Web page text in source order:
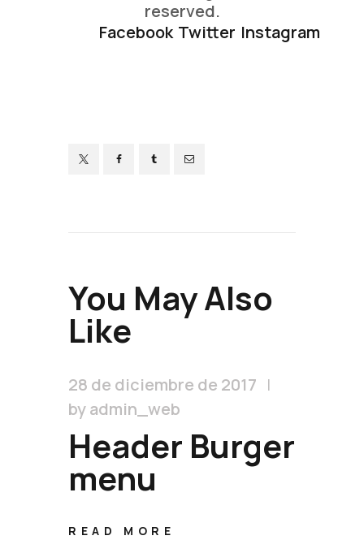
reserved.
Facebook Twitter Instagram
You May Also
Like
28 de diciembre de 2017
by admin_web
Header Burger
menu
READ MORE